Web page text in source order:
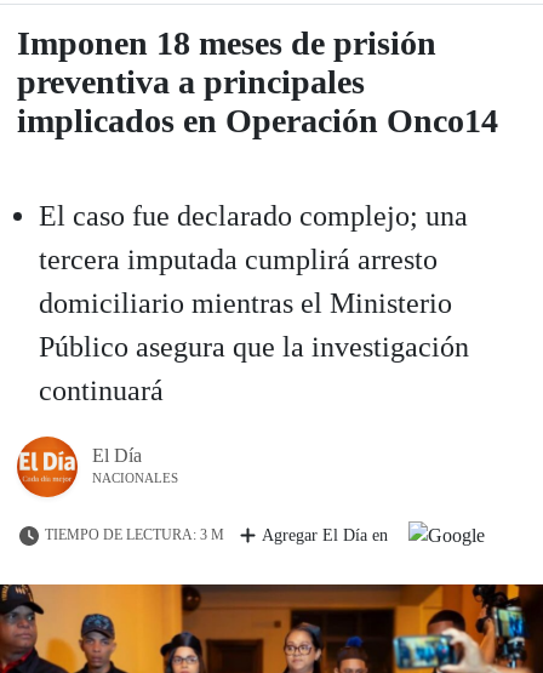
Imponen 18 meses de prisión
preventiva a principales
implicados en Operación Onco14
El caso fue declarado complejo; una
tercera imputada cumplirá arresto
domiciliario mientras el Ministerio
Público asegura que la investigación
continuará
El Día
NACIONALES
TIEMPO DE LECTURA: 3 M Agregar El Día en